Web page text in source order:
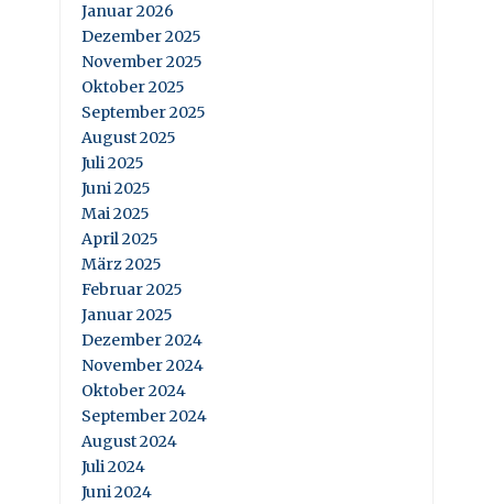
Januar 2026
Dezember 2025
November 2025
Oktober 2025
September 2025
August 2025
Juli 2025
Juni 2025
Mai 2025
April 2025
März 2025
Februar 2025
Januar 2025
Dezember 2024
November 2024
Oktober 2024
September 2024
August 2024
Juli 2024
Juni 2024